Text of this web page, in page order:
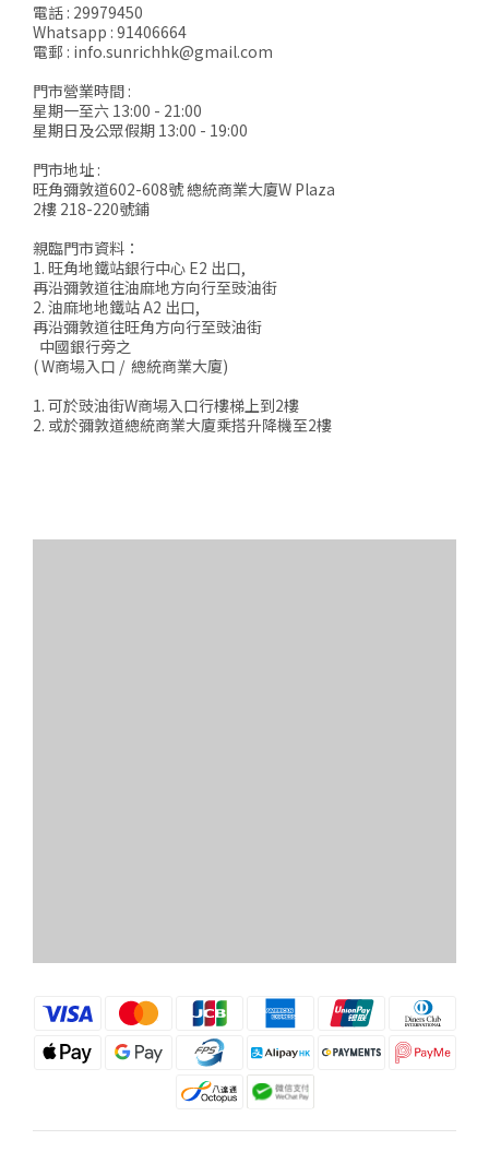
電話 : 29979450
Whatsapp : 91406664
電郵 : info.sunrichhk@gmail.com
門市營業時間 :
星期一至六 13:00 - 21:00
星期日及公眾假期 13:00 - 19:00
門市地址 :
旺角彌敦道602-608號 總統商業大廈W Plaza
2樓 218-220號鋪
親臨門市資料：
1. 旺角地鐵站銀行中心 E2 出口,
再沿彌敦道往油麻地方向行至豉油街
2. 油麻地地鐵站 A2 出口,
再沿彌敦道往旺角方向行至豉油街
中國銀行旁之
( W商場入口 / 總統商業大廈)
1. 可於豉油街W商場入口行樓梯上到2樓
2. 或於彌敦道總統商業大廈乘搭升降機至2樓